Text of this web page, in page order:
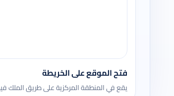
فتح الموقع على الخريطة
يقع في المنطقة المركزية على طريق الملك